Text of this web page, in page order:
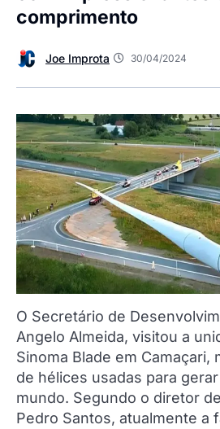
comprimento
Joe Improta 30/04/2024
O Secretário de
Angelo Almeida, visitou a
Sinoma Blade em Camaçari,
de hélices usadas para
mundo. Segundo o diretor
Pedro Santos, atualmente a